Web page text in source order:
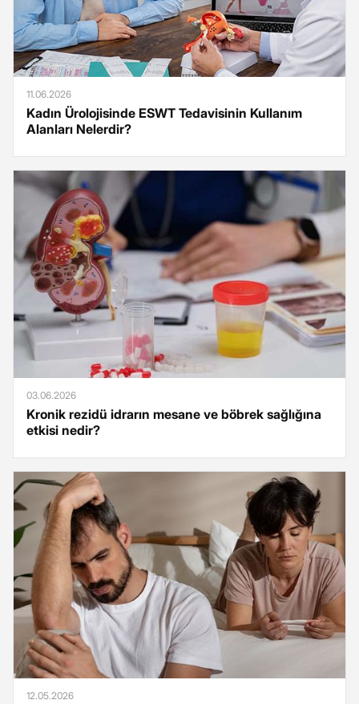
11.06.2026
Kadın Ürolojisinde ESWT Tedavisinin Kullanım
Alanları Nelerdir?
03.06.2026
Kronik rezidü idrarın mesane ve böbrek sağlığına
etkisi nedir?
12.05.2026